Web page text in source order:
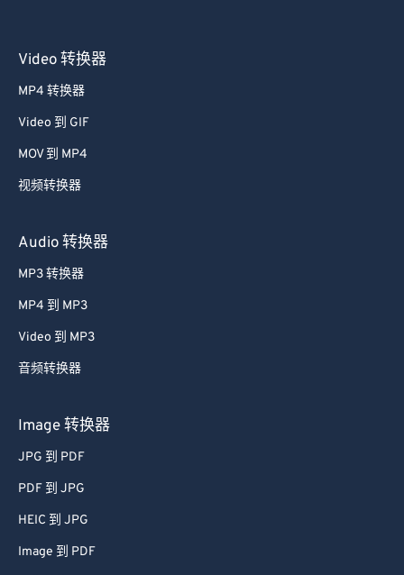
Video 转换器
MP4 转换器
Video 到 GIF
MOV 到 MP4
视频转换器
Audio 转换器
MP3 转换器
MP4 到 MP3
Video 到 MP3
音频转换器
Image 转换器
JPG 到 PDF
PDF 到 JPG
HEIC 到 JPG
Image 到 PDF